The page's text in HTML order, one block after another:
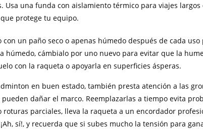
Usa una funda con aislamiento térmico para viajes
protege tu equipo.
con un paño seco o apenas húmedo después de cada
húmedo, cámbialo por uno nuevo para evitar que la
con la raqueta o apoyarla en superficies ásperas.
en buen estado, también presta atención a las
dañar el marco. Reemplazarlas a tiempo evita
parciales, lleva la raqueta a un encordador
sí!, y recuerda que si subes mucho la tensión para